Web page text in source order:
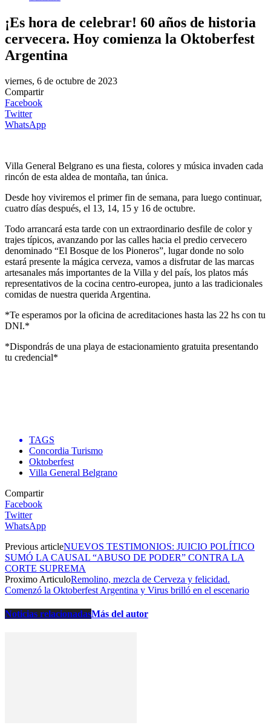
¡Es hora de celebrar! 60 años de historia
cervecera. Hoy comienza la Oktoberfest
Argentina
viernes, 6 de octubre de 2023
Compartir
Facebook
Twitter
WhatsApp
Villa General Belgrano es una fiesta, colores y música invaden cada
rincón de esta aldea de montaña, tan única.
Desde hoy viviremos el primer fin de semana, para luego continuar,
cuatro días después, el 13, 14, 15 y 16 de octubre.
Todo arrancará esta tarde con un extraordinario desfile de color y
trajes típicos, avanzando por las calles hacia el predio cervecero
denominado “El Bosque de los Pioneros”, lugar donde no solo
estará presente la mágica cerveza, vamos a disfrutar de las marcas
artesanales más importantes de la Villa y del país, los platos más
representativos de la cocina centro-europea, junto a las tradicionales
comidas de nuestra querida Argentina.
*Te esperamos por la oficina de acreditaciones hasta las 22 hs con tu
DNI.*
*Dispondrás de una playa de estacionamiento gratuita presentando
tu credencial*
TAGS
Concordia Turismo
Oktoberfest
Villa General Belgrano
Compartir
Facebook
Twitter
WhatsApp
Previous articleNUEVOS TESTIMONIOS: JUICIO POLÍTICO
SUMÓ LA CAUSAL “ABUSO DE PODER” CONTRA LA
CORTE SUPREMA
Proximo ArticuloRemolino, mezcla de Cerveza y felicidad.
Comenzó la Oktoberfest Argentina y Virus brilló en el escenario
Noticias relacionadasMás del autor